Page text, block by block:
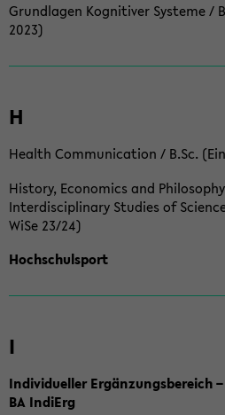
Grundlagen Kognitiver Systeme /
2023)
H
Health Communication / B.Sc.
History, Economics and
Interdisciplinary Studies of
WiSe 23/24)
Hochschulsport
I
Individueller Ergänzungsbereich
BA IndiErg